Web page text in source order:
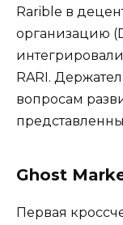
Rarible в
организацию
RARI.
вопросам
Ghost
Первая